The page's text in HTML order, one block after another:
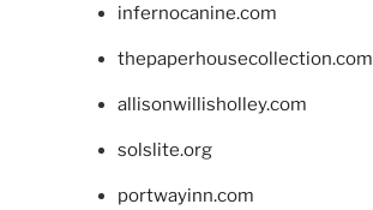
infernocanine.com
thepaperhousecollection.com
allisonwillisholley.com
solslite.org
portwayinn.com